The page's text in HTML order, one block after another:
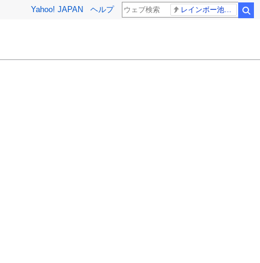
Yahoo! JAPAN ヘルプ レインボー池田 佐藤佳奈アナ